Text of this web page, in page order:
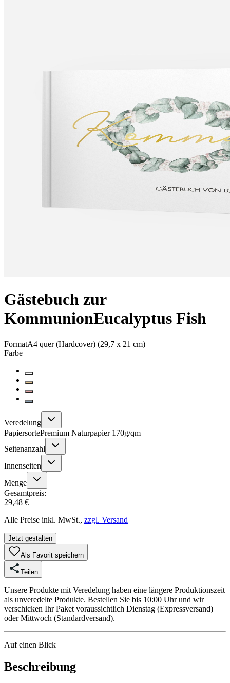
Gästebuch zur
KommunionEucalyptus Fish
FormatA4 quer (Hardcover) (29,7 x 21 cm)
Farbe
Veredelung
PapiersortePremium Naturpapier 170g/qm
Seitenanzahl
Innenseiten
Menge
Gesamtpreis:
29,48 €
Alle Preise inkl. MwSt., zzgl. Versand
Jetzt gestalten
Als Favorit speichern
Teilen
Unsere Produkte mit Veredelung haben eine längere Produktionszeit
als unveredelte Produkte. Bestellen Sie bis 10:00 Uhr und wir
verschicken Ihr Paket voraussichtlich Dienstag (Expressversand)
oder Mittwoch (Standardversand).
Auf einen Blick
Beschreibung